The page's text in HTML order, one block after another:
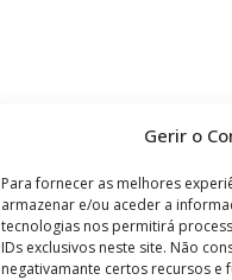
Gerir o
Para fornecer as melhores
armazenar e/ou aceder a
tecnologias nos permitirá
IDs exclusivos neste site. Não
negativamante certos recursos e